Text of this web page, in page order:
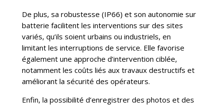
De plus, sa robustesse (IP66) et son autonomie sur
batterie facilitent les interventions sur des sites
variés, qu’ils soient urbains ou industriels, en
limitant les interruptions de service. Elle favorise
également une approche d’intervention ciblée,
notamment les coûts liés aux travaux destructifs et
améliorant la sécurité des opérateurs.
Enfin, la possibilité d’enregistrer des photos et des